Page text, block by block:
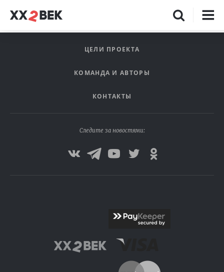
ЦЕЛИ ПРОЕКТА
КОМАНДА И АВТОРЫ
КОНТАКТЫ
Следите за новостями: